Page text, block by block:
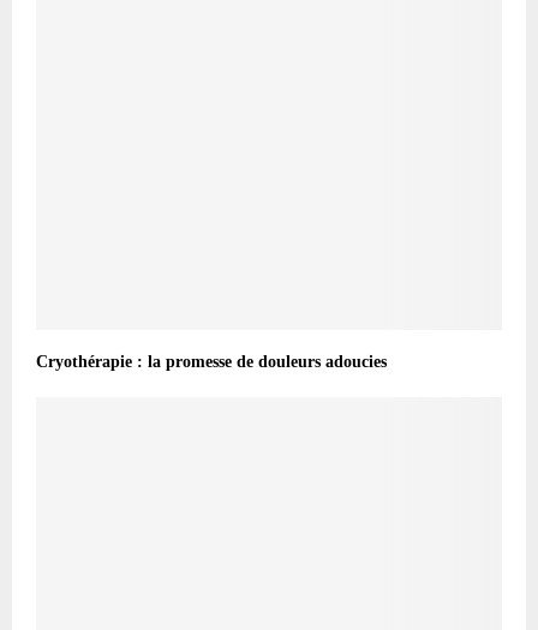
Cryothérapie : la promesse de douleurs adoucies